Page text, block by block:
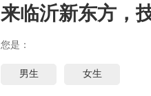
来临沂新东方，
您是：
男生 女生